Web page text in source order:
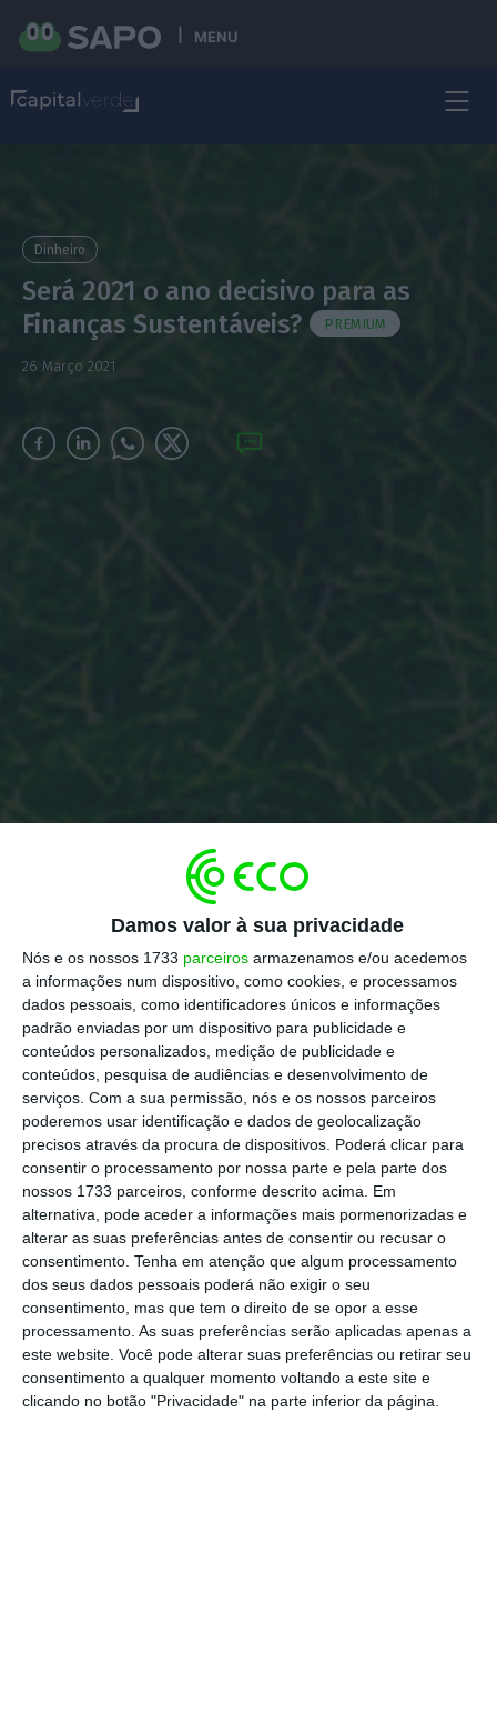
Damos valor à sua privacidade
Nós e os nossos 1733 parceiros armazenamos e/ou acedemos
a informações num dispositivo, como cookies, e processamos
dados pessoais, como identificadores únicos e informações
padrão enviadas por um dispositivo para publicidade e
conteúdos personalizados, medição de publicidade e
conteúdos, pesquisa de audiências e desenvolvimento de
serviços. Com a sua permissão, nós e os nossos parceiros
poderemos usar identificação e dados de geolocalização
precisos através da procura de dispositivos. Poderá clicar para
consentir o processamento por nossa parte e pela parte dos
nossos 1733 parceiros, conforme descrito acima. Em
alternativa, pode aceder a informações mais pormenorizadas e
alterar as suas preferências antes de consentir ou recusar o
consentimento. Tenha em atenção que algum processamento
dos seus dados pessoais poderá não exigir o seu
consentimento, mas que tem o direito de se opor a esse
processamento. As suas preferências serão aplicadas apenas a
este website. Você pode alterar suas preferências ou retirar seu
consentimento a qualquer momento voltando a este site e
clicando no botão "Privacidade" na parte inferior da página.
MENU
Dinheiro
Será 2021 o ano decisivo para as
Finanças Sustentáveis?
PREMIUM
26 Março 2021